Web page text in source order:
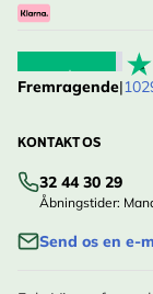
mest
Klar til at give
bygget til netop
Fremragende|
KONTAKT OS
32 44 30 29
Åbningstider:
Send os en e-